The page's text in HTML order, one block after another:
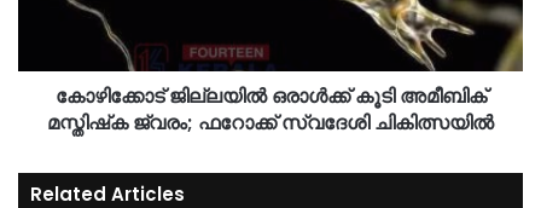
കോഴിക്കോട് ജില്ലയില്‍ ഒരാള്‍ക്ക് കൂടി അമീബിക്
മസ്തിഷ്‌ക ജ്വരം; ഫറോക്ക് സ്വദേശി ചികിത്സയില്‍
Related Articles